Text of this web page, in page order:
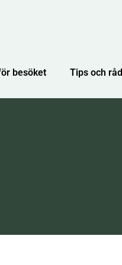
besöket Tips och råd